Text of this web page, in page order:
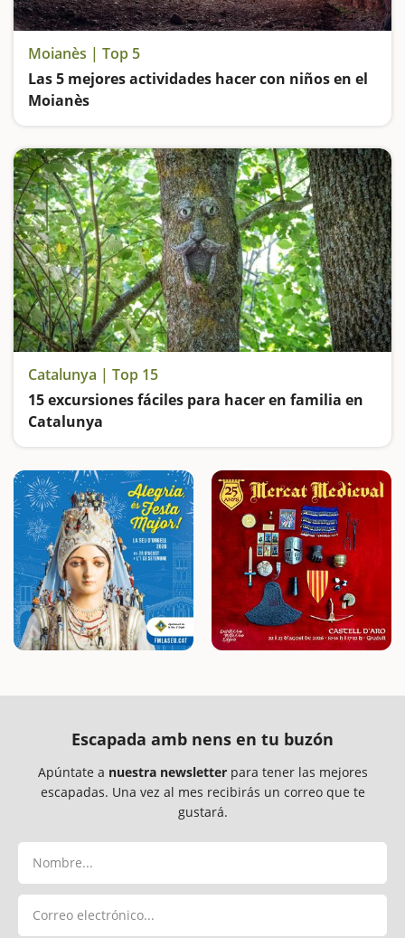
Moianès | Top 5
Las 5 mejores actividades hacer con niños en el
Moianès
Catalunya | Top 15
15 excursiones fáciles para hacer en familia en
Catalunya
Escapada amb nens en tu buzón
Apúntate a nuestra newsletterpara tener las mejores
escapadas. Una vez al mes recibirás un correo que te
gustará.